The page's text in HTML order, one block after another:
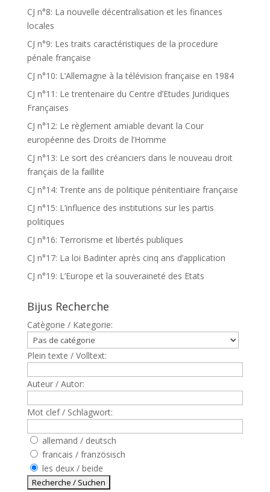
CJ n°8: La nouvelle décentralisation et les finances
locales
CJ n°9: Les traits caractéristiques de la procedure
pénale française
CJ n°10: L’Allemagne à la télévision française en 1984
CJ n°11: Le trentenaire du Centre d’Etudes Juridiques
Françaises
CJ n°12: Le règlement amiable devant la Cour
européenne des Droits de l’Homme
CJ n°13: Le sort des créanciers dans le nouveau droit
français de la faillite
CJ n°14: Trente ans de politique pénitentiaire française
CJ n°15: L’influence des institutions sur les partis
politiques
CJ n°16: Terrorisme et libertés publiques
CJ n°17: La loi Badinter après cinq ans d’application
CJ n°19: L’Europe et la souveraineté des Etats
Bijus Recherche
Catègorie / Kategorie:
Plein texte / Volltext:
Auteur / Autor:
Mot clef / Schlagwort:
allemand / deutsch
francais / französisch
les deux / beide